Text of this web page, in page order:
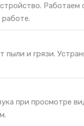
Работаем
и грязи.
при просмотре